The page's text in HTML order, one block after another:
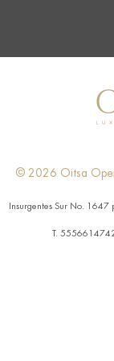
© 2026 Oitsa
Insurgentes Sur No. 1647
T.